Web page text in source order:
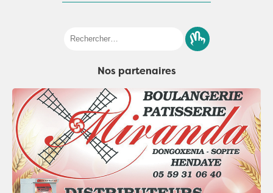
Nos partenaires